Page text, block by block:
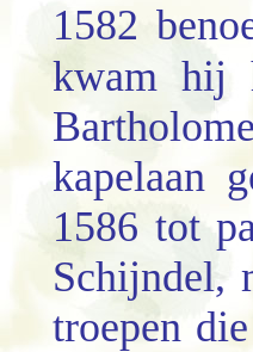
1582
kwam hij
kapelaan
1586 tot
Schijndel,
troepen